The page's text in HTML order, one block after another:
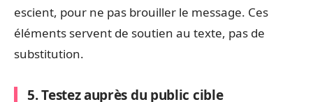
escient, pour ne pas brouiller le message. Ces
éléments servent de soutien au texte, pas de
substitution.
5. Testez auprès du public cible